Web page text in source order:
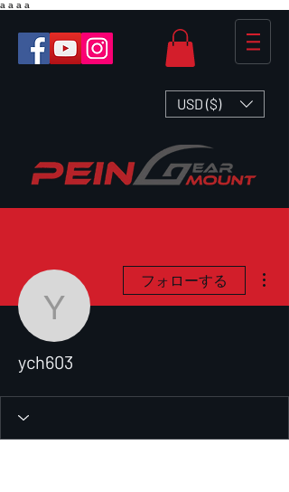
a a a a
USD ($)
ych603
フォローする
ych603